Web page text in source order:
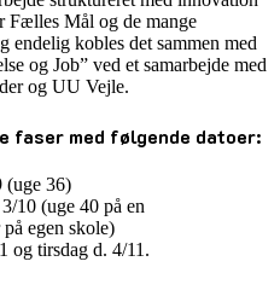
Fælles Mål og de mange
kobles det sammen med
og Job” ved et samarbejde med
og UU Vejle.
faser med følgende datoer:
(uge 36)
10 (uge 40 på en
egen skole)
og tirsdag d. 4/11.